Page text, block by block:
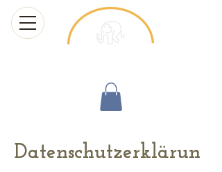
Datenschutzerklärun